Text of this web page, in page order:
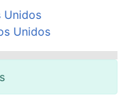
Unidos
Unidos